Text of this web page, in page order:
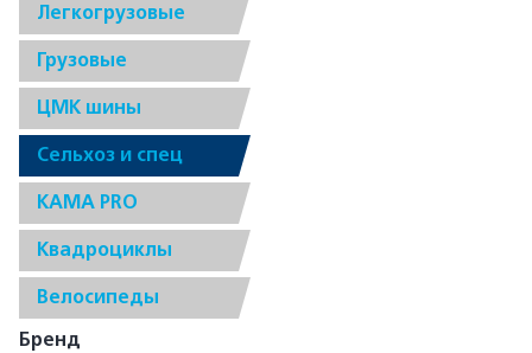
Легкогрузовые
Грузовые
ЦМК шины
Сельхоз и спец
КАМА PRO
Квадроциклы
Велосипеды
Бренд